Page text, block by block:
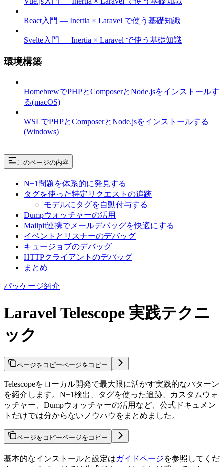
React入門 — Inertia × Laravel で使う基礎知識
Svelte入門 — Inertia × Laravel で使う基礎知識
環境構築
HomebrewでPHPとComposerとNode.jsをインストールす
る(macOS)
WSLでPHPとComposerとNode.jsをインストールする
(Windows)
このページの内容
N+1問題を体系的に発見する
タグを使った特定リクエストの追跡
モデルにタグを自動付与する
Dumpウォッチャーの活用
Mailpit連携でメールデバッグを快適にする
イベントとリスナーのデバッグ
キュージョブのデバッグ
HTTPクライアントのデバッグ
まとめ
パッケージ紹介
Laravel Telescope 実践テクニ
ック
ページをコピーページをコピー
Telescopeをローカル開発で最大限に活かす実践的なパターン
を紹介します。N+1検出、タグを使った追跡、カスタムウォ
ッチャー、Dumpウォッチャーの活用など、公式ドキュメン
トだけでは分からないノウハウをまとめました。
ページをコピーページをコピー
基本的なインストールと設定はガイドページを参照してくだ